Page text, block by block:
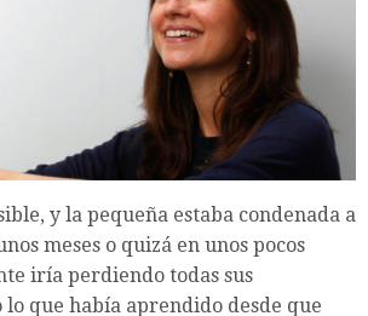
y la pequeña estaba condenada a
meses o quizá en unos pocos
iría perdiendo todas sus
lo que había aprendido desde que